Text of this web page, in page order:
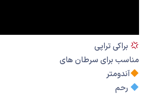
براکی تراپی
مناسب برای سرطان های
آندومتر
رحم